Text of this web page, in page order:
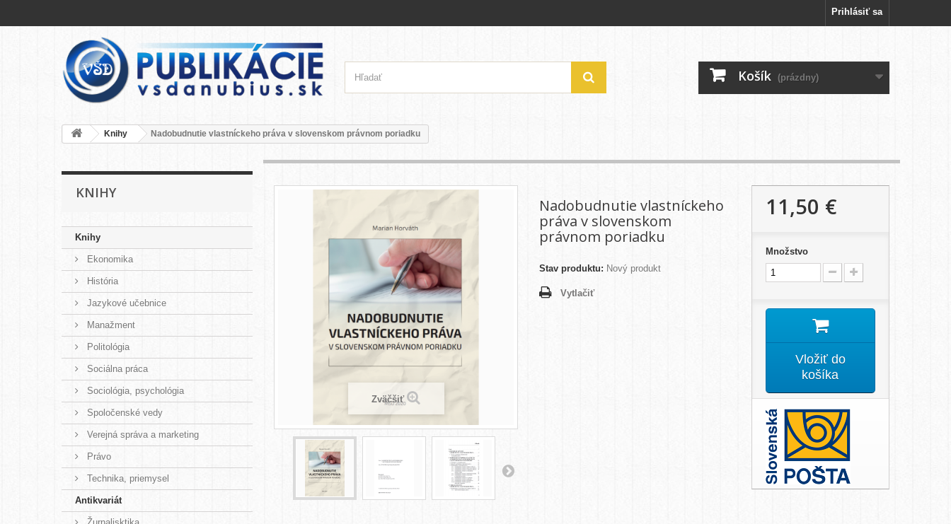
Prihlásiť sa
Košík (prázdny)
Knihy Nadobudnutie vlastníckeho práva v slovenskom právnom poriadku
KNIHY
Knihy
Ekonomika
História
Jazykové učebnice
Manažment
Politológia
Sociálna práca
Sociológia, psychológia
Spoločenské vedy
Verejná správa a marketing
Právo
Technika, priemysel
Antikvariát
Zväčšiť
Nadobudnutie vlastníckeho
práva v slovenskom
právnom poriadku
Stav produktu: Nový produkt
Vytlačiť
11,50 €
Množstvo
Vložiť do
košíka